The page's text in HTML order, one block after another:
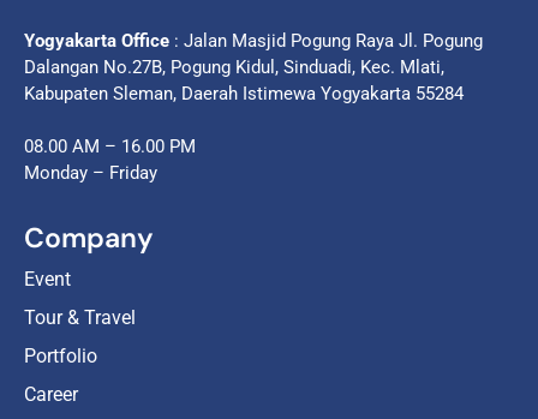
Yogyakarta Office : Jalan Masjid Pogung Raya Jl. Pogung
Dalangan No.27B, Pogung Kidul, Sinduadi, Kec. Mlati,
Kabupaten Sleman, Daerah Istimewa Yogyakarta 55284
08.00 AM – 16.00 PM
Monday – Friday
Company
Event
Tour & Travel
Portfolio
Career